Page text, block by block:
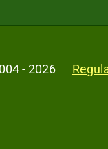
- 2026